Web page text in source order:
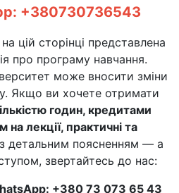
+380730736543
цій сторінці представлена
про програму навчання.
може вносити зміни
Якщо ви хочете отримати
годин, кредитами
на лекції, практичні та
з детальним поясненням — а
звертайтесь до нас:
+380 73 073 65 43